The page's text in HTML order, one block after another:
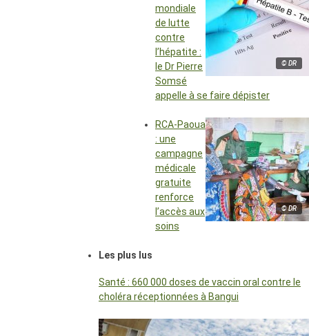
© DR
mondiale
de lutte
contre
l’hépatite :
le Dr Pierre
Somsé
appelle à se faire dépister
© DR
RCA-Paoua
: une
campagne
médicale
gratuite
renforce
l’accès aux
soins
Les plus lus
Santé : 660 000 doses de vaccin oral contre le
choléra réceptionnées à Bangui